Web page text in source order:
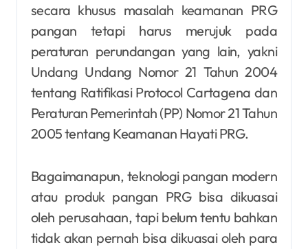
secara khusus masalah keamanan PRG
pangan tetapi harus merujuk pada
peraturan perundangan yang lain, yakni
Undang Undang Nomor 21 Tahun 2004
tentang Ratifikasi Protocol Cartagena dan
Peraturan Pemerintah (PP) Nomor 21 Tahun
2005 tentang Keamanan Hayati PRG.
Bagaimanapun, teknologi pangan modern
atau produk pangan PRG bisa dikuasai
oleh perusahaan, tapi belum tentu bahkan
tidak akan pernah bisa dikuasai oleh para